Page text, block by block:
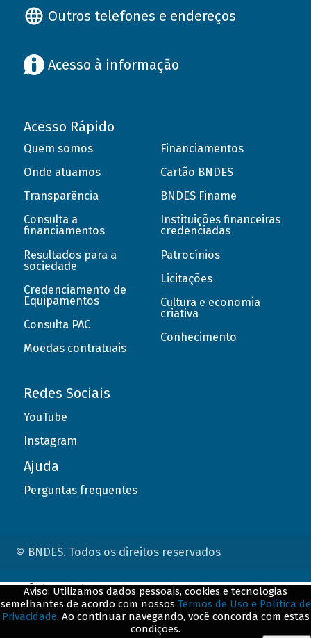
Outros telefones e endereços
Acesso à informação
Acesso Rápido
Quem somos
Onde atuamos
Transparência
Consulta a
financiamentos
Resultados para a
sociedade
Credenciamento de
Equipamentos
Consulta PAC
Moedas contratuais
Financiamentos
Cartão BNDES
BNDES Finame
Instituições financeiras
credenciadas
Patrocínios
Licitações
Cultura e economia
criativa
Conhecimento
Redes Sociais
YouTube
Instagram
Ajuda
Perguntas frequentes
© BNDES. Todos os direitos reservados
Aviso: Utilizamos dados pessoais, cookies e tecnologias
semelhantes de acordo com nossos Termos de Uso e Política de
Privacidade. Ao continuar navegando, você concorda com estas
condições.
ConteÃºdo complementar
${title}${badge}